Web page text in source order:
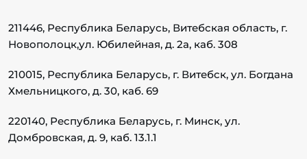
211446, Республика Беларусь, Витебская область, г.
Новополоцк,ул. Юбилейная, д. 2а, каб. 308
210015, Республика Беларусь, г. Витебск, ул. Богдана
Хмельницкого, д. 30, каб. 69
220140, Республика Беларусь, г. Минск, ул.
Домбровская, д. 9, каб. 13.1.1